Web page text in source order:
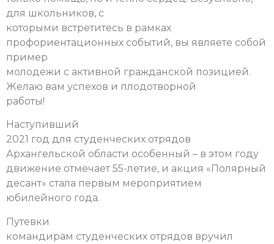
для школьников, с
которыми встретитесь в рамках
профориентационных событий, вы являете собой
пример
молодежи с активной гражданской позицией.
Желаю вам успехов и плодотворной
работы!
Наступивший
2021 год для студенческих отрядов
Архангельской области особенный – в этом году
движение отмечает 55-летие, и акция «Полярный
десант» стала первым мероприятием
юбилейного года.
Путевки
командирам студенческих отрядов вручил